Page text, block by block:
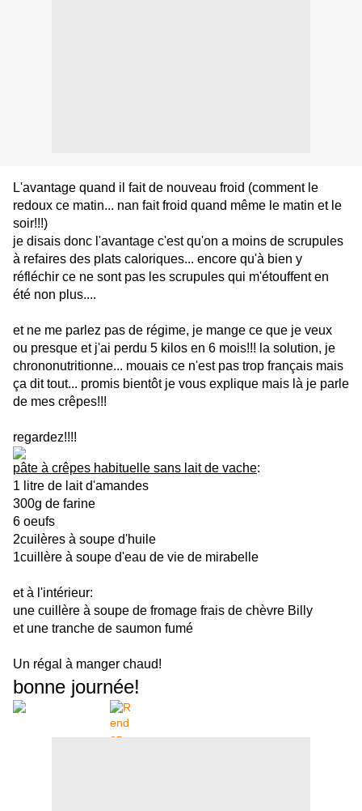
L'avantage quand il fait de nouveau froid (comment le
redoux ce matin... nan fait froid quand même le matin et le
soir!!!)
je disais donc l'avantage c'est qu'on a moins de scrupules
à refaires des plats caloriques... encore qu'à bien y
réfléchir ce ne sont pas les scrupules qui m'étouffent en
été non plus....
et ne me parlez pas de régime, je mange ce que je veux
ou presque et j'ai perdu 5 kilos en 6 mois!!! la solution, je
chrononutritionne... mouais ce n'est pas trop français mais
ça dit tout... promis bientôt je vous explique mais là je parle
de mes crêpes!!!
regardez!!!!
pâte à crêpes habituelle sans lait de vache:
1 litre de lait d'amandes
300g de farine
6 oeufs
2cuilères à soupe d'huile
1cuillère à soupe d'eau de vie de mirabelle
et à l'intérieur:
une cuillère à soupe de fromage frais de chèvre Billy
et une tranche de saumon fumé
Un régal à manger chaud!
bonne journée!